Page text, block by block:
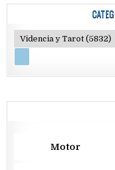
Motor